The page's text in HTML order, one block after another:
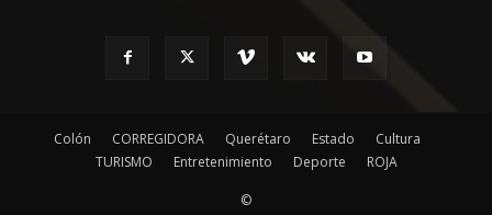
Colón CORREGIDORA Querétaro Estado
Cultura
TURISMO
Entretenimiento Deporte ROJA
©